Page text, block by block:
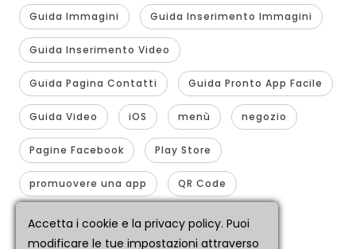
Accetta i cookie e la privacy policy. Puoi
modificare le tue impostazioni attraverso
Guida Immagini Guida Inserimento Immagini
Guida Inserimento Video
Guida Pagina Contatti Guida Pronto App Facile
Guida Video iOS menù negozio
Pagine Facebook Play Store
promuovere una app QR Code
realizzare app smartphone